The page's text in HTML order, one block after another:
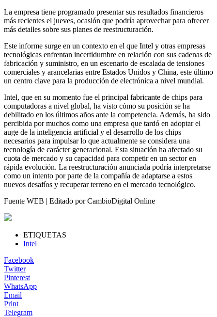
La empresa tiene programado presentar sus resultados financieros
más recientes el jueves, ocasión que podría aprovechar para ofrecer
más detalles sobre sus planes de reestructuración.
Este informe surge en un contexto en el que Intel y otras empresas
tecnológicas enfrentan incertidumbre en relación con sus cadenas de
fabricación y suministro, en un escenario de escalada de tensiones
comerciales y arancelarias entre Estados Unidos y China, este último
un centro clave para la producción de electrónica a nivel mundial.
Intel, que en su momento fue el principal fabricante de chips para
computadoras a nivel global, ha visto cómo su posición se ha
debilitado en los últimos años ante la competencia. Además, ha sido
percibida por muchos como una empresa que tardó en adoptar el
auge de la inteligencia artificial y el desarrollo de los chips
necesarios para impulsar lo que actualmente se considera una
tecnología de carácter generacional. Esta situación ha afectado su
cuota de mercado y su capacidad para competir en un sector en
rápida evolución. La reestructuración anunciada podría interpretarse
como un intento por parte de la compañía de adaptarse a estos
nuevos desafíos y recuperar terreno en el mercado tecnológico.
Fuente WEB | Editado por CambioDigital Online
ETIQUETAS
Intel
Facebook
Twitter
Pinterest
WhatsApp
Email
Print
Telegram